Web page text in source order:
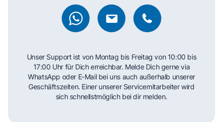
Unser Support ist von Montag bis Freitag von 10:00 bis
17:00 Uhr für Dich erreichbar. Melde Dich gerne via
WhatsApp oder E-Mail bei uns auch außerhalb unserer
Geschäftszeiten. Einer unserer Servicemitarbeiter wird
sich schnellstmöglich bei dir melden.